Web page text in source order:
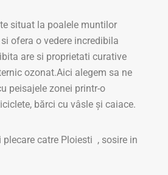
situat la poalele muntilor
ofera o vedere incredibila
are si proprietati curative
ozonat.Aici alegem sa ne
peisajele zonei printr-o
bărci cu vâsle şi caiace.
catre Ploiesti , sosire in